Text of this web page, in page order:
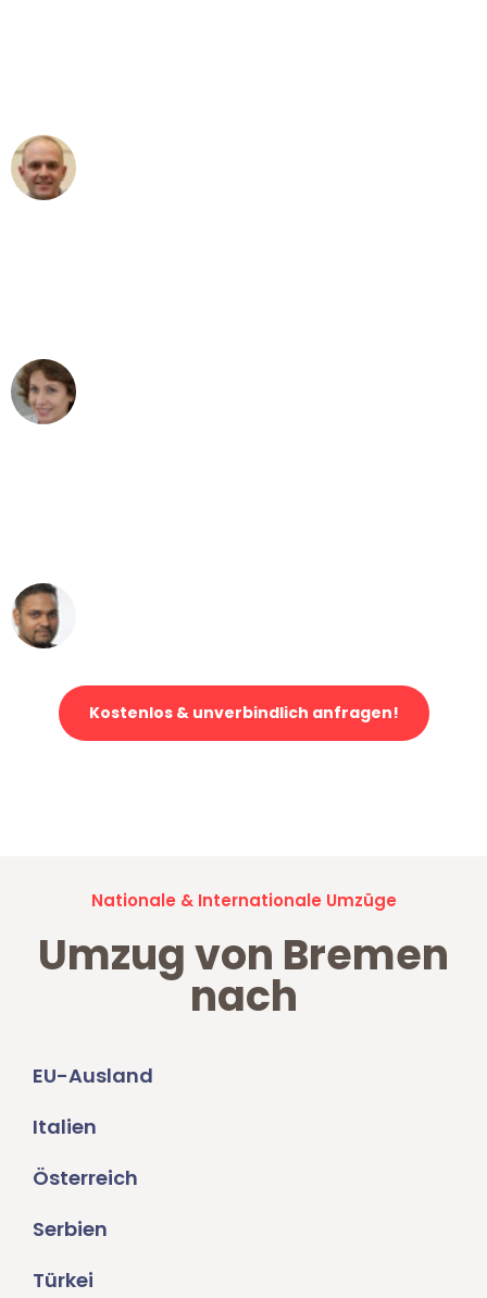
Kostenlos & unverbindlich anfragen!
Nationale & Internationale Umzüge
Umzug von Bremen
nach
EU-Ausland
Italien
Österreich
Serbien
Türkei